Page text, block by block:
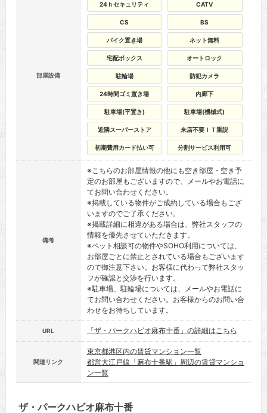
部屋設備
24ｈセキュリティ CATV
CS BS
バイク置き場 ネット無料
宅配ボックス オートロック
駐輪場 防犯カメラ
24時間ゴミ置き場 内廊下
駐車場(平置き) 駐車場(機械式)
近隣スーパーストア 来店不要ＩＴ重説
初期費用カード払い可 分割サービス利用可
備考
※こちらのお部屋情報の他にも空き部屋・空き予
定のお部屋もございますので、メールやお電話に
てお問い合わせください。
※掲載している物件がご成約している場合もござ
いますのでご了承ください。
※掲載詳細に相違がある場合は、弊社スタッフの
情報を優先させていただきます。
※ペット相談可の物件やSOHO利用については、
お部屋ごとに禁止とされている場合もございます
ので御注意下さい。お客様に代わって弊社スタッ
フが確認と交渉を行います。
※駐車場、駐輪場については、メールやお電話に
てお問い合わせください。お客様からのお問い合
わせをお待ちしています。
URL 「ザ・パークハビオ麻布十番」の詳細はこちら
関連リンク
東京都港区内の賃貸マンション一覧
都営大江戸線「麻布十番駅」周辺の賃貸マンショ
ン一覧
ザ・パークハビオ麻布十番